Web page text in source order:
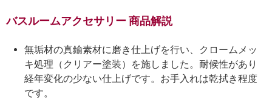
バスルームアクセサリー 商品解説
無垢材の真鍮素材に磨き仕上げを行い、クロームメッ
キ処理（クリアー塗装）を施しました。耐候性があり
経年変化の少ない仕上げです。お手入れは乾拭き程度
です。